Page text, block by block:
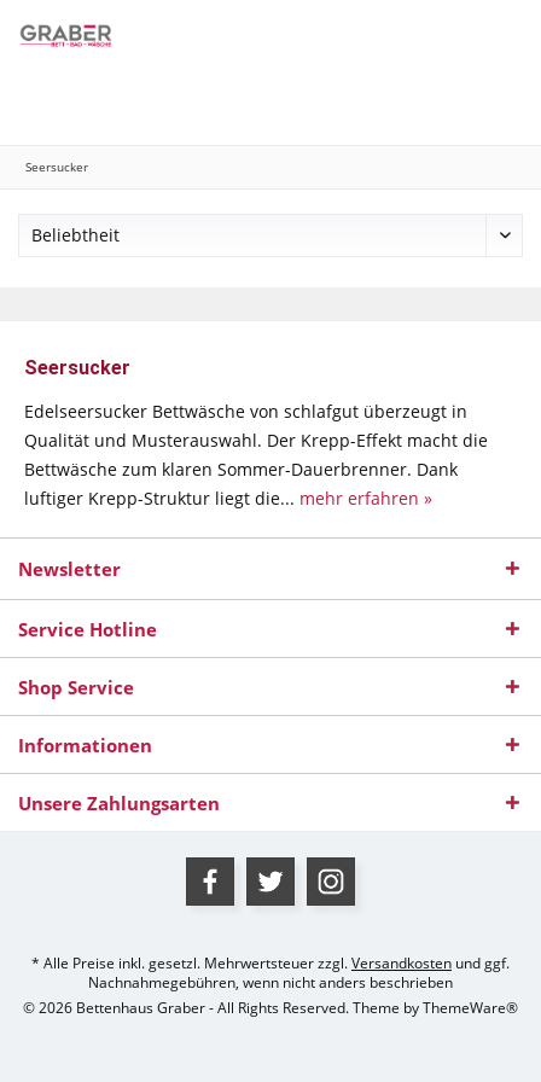
Seersucker
Seersucker
Edelseersucker Bettwäsche von schlafgut überzeugt in
Qualität und Musterauswahl. Der Krepp-Effekt macht die
Bettwäsche zum klaren Sommer-Dauerbrenner. Dank
luftiger Krepp-Struktur liegt die... mehr erfahren »
Newsletter
Service Hotline
Shop Service
Informationen
Unsere Zahlungsarten
* Alle Preise inkl. gesetzl. Mehrwertsteuer zzgl.Versandkosten und ggf.
Nachnahmegebühren, wenn nicht anders beschrieben
© 2026 Bettenhaus Graber - All Rights Reserved. Theme byThemeWare®